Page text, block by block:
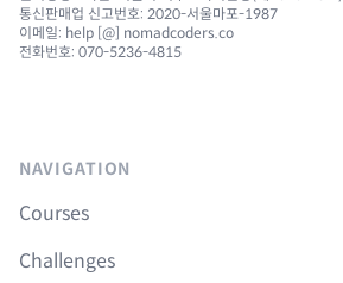
통신판매업 신고번호: 2020-서울마포-1987
이메일: help [@] nomadcoders.co
전화번호: 070-5236-4815
NAVIGATION
Courses
Challenges